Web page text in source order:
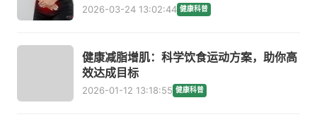
2026-03-24 13:02:44 健康科普
健康减脂增肌：科学饮食运动方案，助你高
效达成目标
2026-01-12 13:18:55 健康科普